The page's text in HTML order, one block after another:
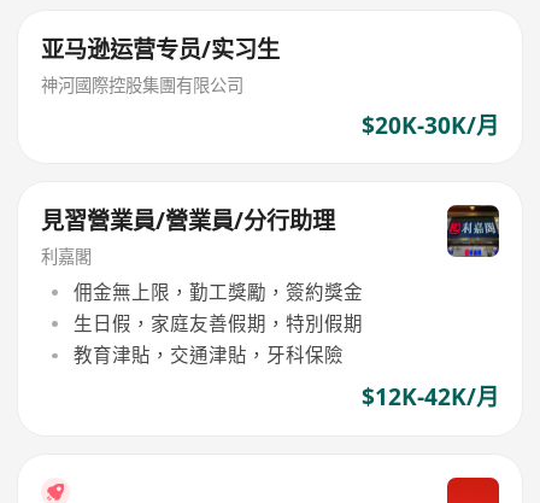
亚马逊运营专员/实习生
神河國際控股集團有限公司
$20K-30K/月
見習營業員/營業員/分行助理
利嘉閣
佣金無上限，勤工獎勵，簽約獎金
生日假，家庭友善假期，特別假期
教育津貼，交通津貼，牙科保險
$12K-42K/月